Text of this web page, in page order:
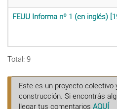
FEUU Informa nº 1 (en inglés)
Total: 9
Este es un proyecto colectivo
construcción. Si encontrás
llegar tus comentarios AQUÍ